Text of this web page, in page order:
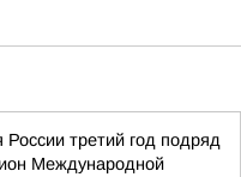
третий год подряд
Международной